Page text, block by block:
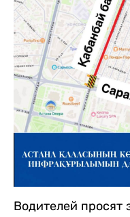
Водителей просят